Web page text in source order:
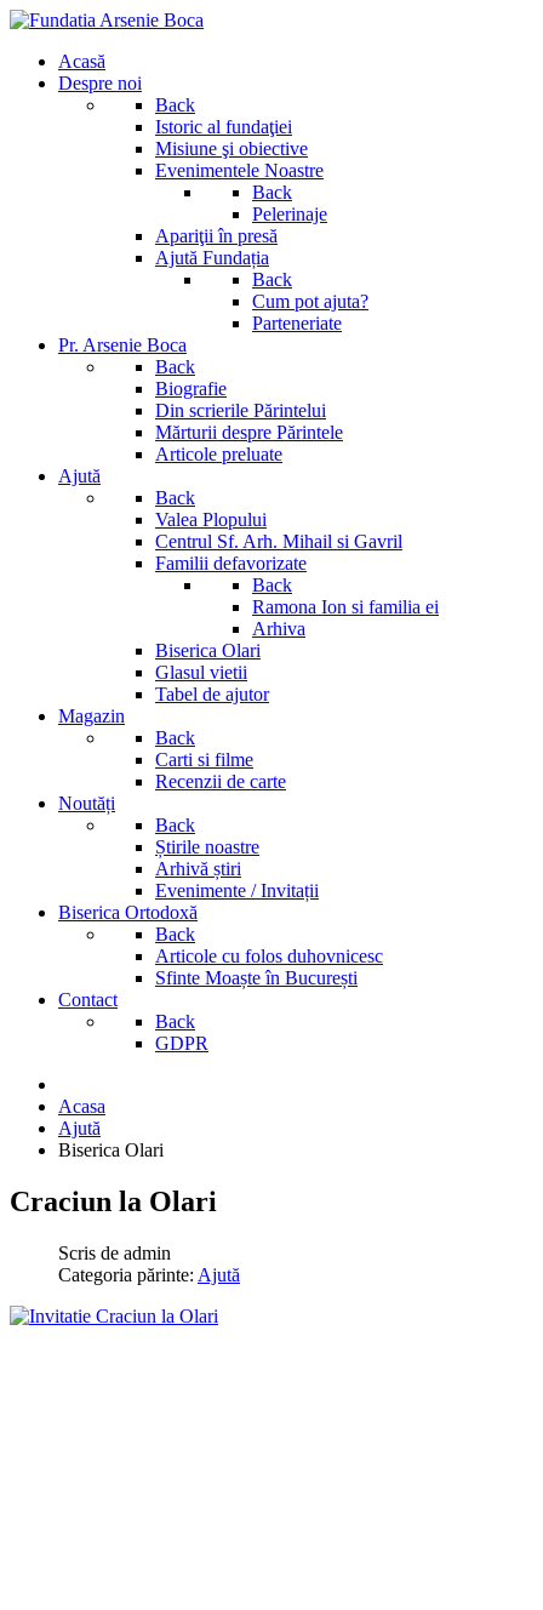
Acasă
Despre noi
Back
Istoric al fundaţiei
Misiune şi obiective
Evenimentele Noastre
Back
Pelerinaje
Apariţii în presă
Ajută Fundația
Back
Cum pot ajuta?
Parteneriate
Pr. Arsenie Boca
Back
Biografie
Din scrierile Părintelui
Mărturii despre Părintele
Articole preluate
Ajută
Back
Valea Plopului
Centrul Sf. Arh. Mihail si Gavril
Familii defavorizate
Back
Ramona Ion si familia ei
Arhiva
Biserica Olari
Glasul vietii
Tabel de ajutor
Magazin
Back
Carti si filme
Recenzii de carte
Noutăți
Back
Știrile noastre
Arhivă știri
Evenimente / Invitații
Biserica Ortodoxă
Back
Articole cu folos duhovnicesc
Sfinte Moaște în București
Contact
Back
GDPR
Acasa
Ajută
Biserica Olari
Craciun la Olari
Scris de admin
Categoria părinte: Ajută